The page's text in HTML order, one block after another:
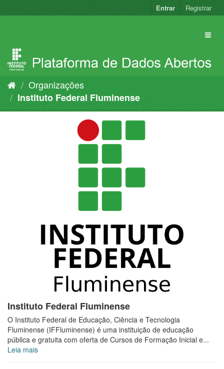
para
Entrar Registrar
Organizações
Instituto Federal Fluminense
Instituto Federal Fluminense
O Instituto Federal de Educação, Ciência e Tecnologia
Fluminense (IFFluminense) é uma instituição de educação
pública e gratuita com oferta de Cursos de Formação Inicial e...
Leia mais